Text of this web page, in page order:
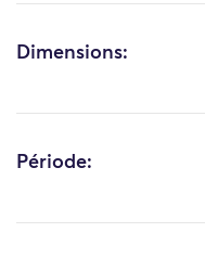
Dimensions:
Période: